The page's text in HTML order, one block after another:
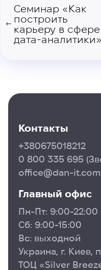
←
Семинар «Как
построить
карьеру в сфере
дата-аналитики»
Контакты
+380675018212
0 800 335 695
office@dan-
Главный офис
Пн-Пт: 9:00-22:00
Сб: 9:00-15:00
Вс: выходной
Украина, г. Киев,
ТОЦ «Silver